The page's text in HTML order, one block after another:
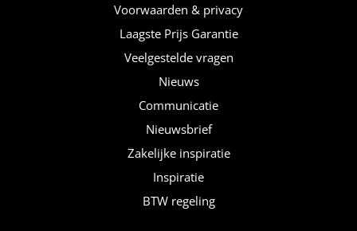
Voorwaarden & privacy
Laagste Prijs Garantie
Veelgestelde vragen
Nieuws
Communicatie
Nieuwsbrief
Zakelijke inspiratie
Inspiratie
BTW regeling